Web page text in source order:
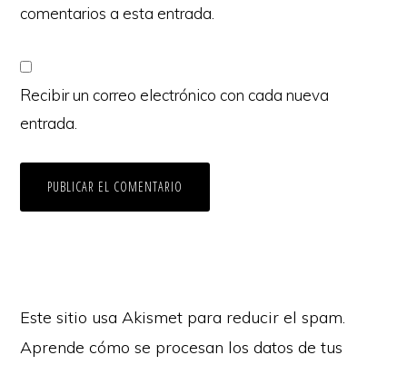
comentarios a esta entrada.
Recibir un correo electrónico con cada nueva
entrada.
Este sitio usa Akismet para reducir el spam.
Aprende cómo se procesan los datos de tus